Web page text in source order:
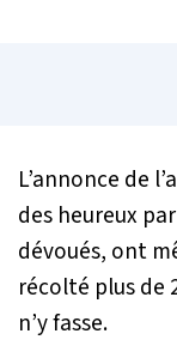
L’annonce de
des heureux
dévoués, ont
récolté plus de
n’y fasse.